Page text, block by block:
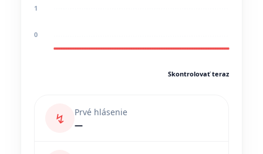
1
0
Skontrolovať teraz
↯
Prvé hlásenie
—